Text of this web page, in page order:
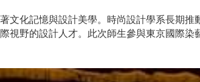
文化記憶與設計美學。時尚設計學系長期
視野的設計人才。此次師生參與東京國際